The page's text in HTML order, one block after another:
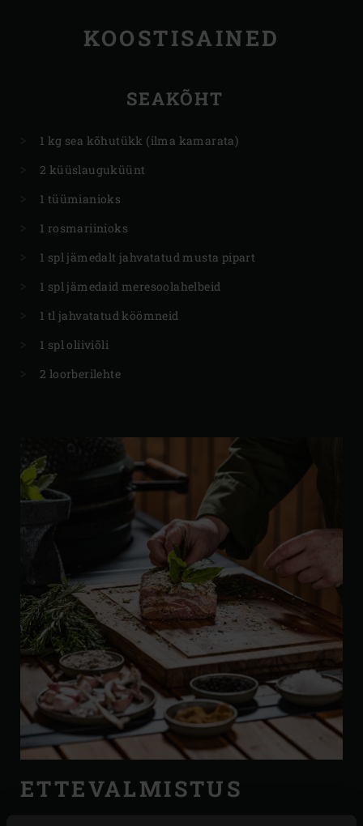
KOOSTISAINED
SEAKÕHT
1 kg sea kõhutükk (ilma kamarata)
2 küüslauguküünt
1 tüümianioks
1 rosmariinioks
1 spl jämedalt jahvatatud musta pipart
1 spl jämedaid meresoolahelbeid
1 tl jahvatatud köömneid
1 spl oliiviõli
2 loorberilehte
ETTEVALMISTUS